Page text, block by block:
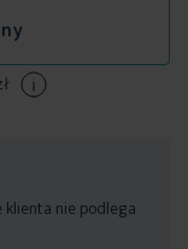
nie podlega